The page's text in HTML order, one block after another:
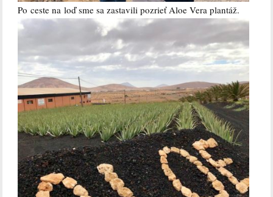
Po ceste na loď sme sa zastavili pozrieť Aloe Vera plantáž.